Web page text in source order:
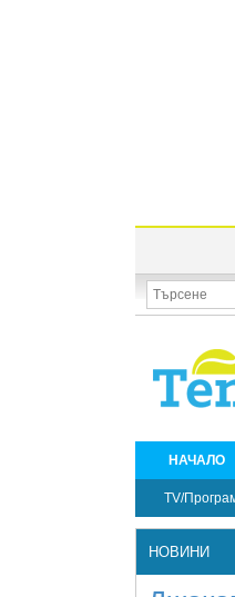
НАЧАЛО
TV/
НОВИНИ